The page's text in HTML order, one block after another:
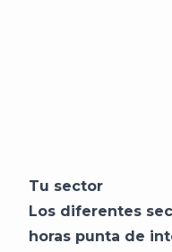
Tu sector
Los diferentes
horas punta de